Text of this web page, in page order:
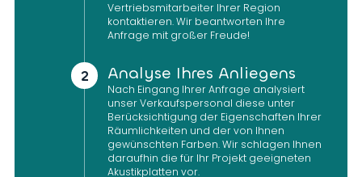
Vertriebsmitarbeiter Ihrer Region
kontaktieren. Wir beantworten Ihre
Anfrage mit großer Freude!
Analyse Ihres Anliegens
Nach Eingang Ihrer Anfrage analysiert
unser Verkaufspersonal diese unter
Berücksichtigung der Eigenschaften Ihrer
Räumlichkeiten und der von Ihnen
gewünschten Farben. Wir schlagen Ihnen
daraufhin die für Ihr Projekt geeigneten
Akustikplatten vor.